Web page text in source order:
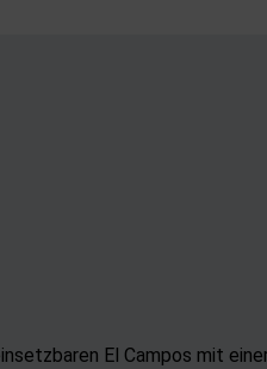
El Campos mit